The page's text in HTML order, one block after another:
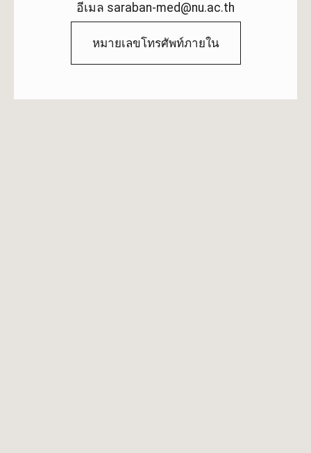
อีเมล saraban-med@nu.ac.th
หมายเลขโทรศัพท์ภายใน